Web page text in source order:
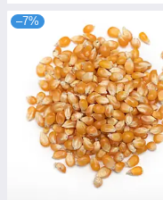
–7%